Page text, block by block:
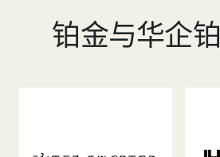
铂金与华企